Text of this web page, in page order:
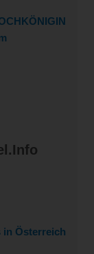
in Österreich